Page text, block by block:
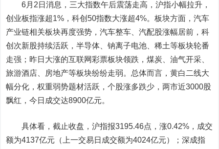
6月2日消息，三大指数午后震荡走高，沪指小幅拉升，
创业板指涨超1%，科创50指数大涨超4%。板块方面，汽车
产业链相关板块再度强势，汽车整车、汽配股涨幅居前，科
创次新股持续活跃，半导体、钠离子电池、稀土等板块轮番
走强；昨日大涨的互联网彩票板块领跌，煤炭、油气开采、
旅游酒店、房地产等板块纷纷走弱。总体而言，黄白二线大
幅分化，权重弱势题材活跃，个股涨多跌少，两市近3000股
飘红，今日成交达8900亿元。
具体看，截止收盘，沪指报3195.46点，涨0.42%，成交
额为4137亿元（上一交易日成交额为4024亿元）；深成指